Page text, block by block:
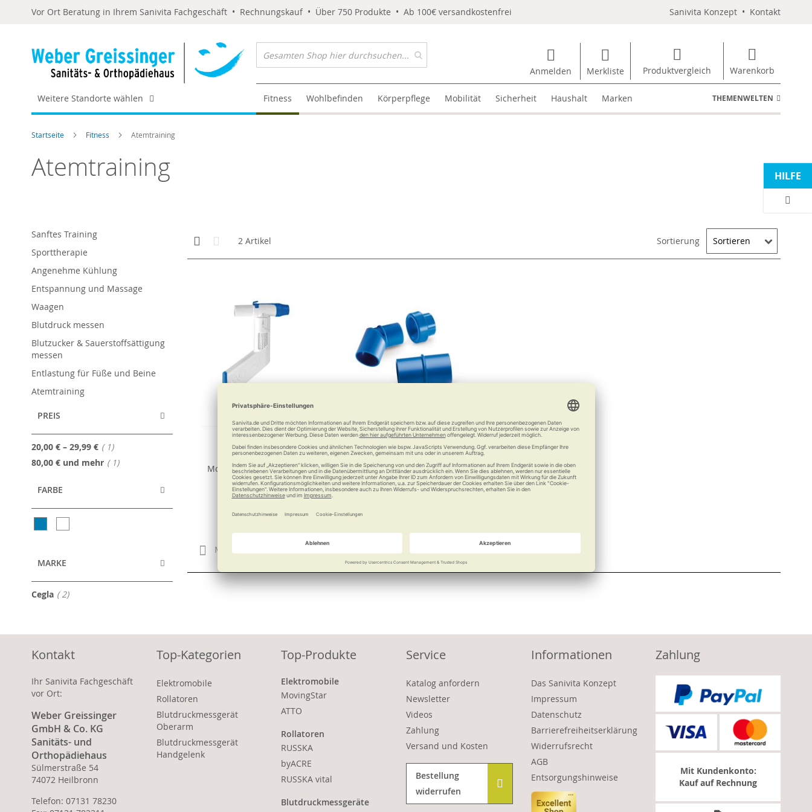
Vor Ort Beratung in Ihrem Sanivita Fachgeschäft • Rechnungskauf • Über 750 Produkte • Ab 100€ versandkostenfrei Sanivita Konzept • Kontakt
Anmelden Merkliste Produktvergleich Warenkorb
Weitere Standorte wählen Fitness Wohlbefinden Körperpflege Mobilität Sicherheit Haushalt Marken THEMENWELTEN
Startseite Fitness Atemtraining
Atemtraining
Anzeigen
als
Kachelansicht
2 Artikel Sortierung
RC-Cornet PLUS
Mobile Atemtherapie ohne
Medikamente
Merken
Vernebler-Set zum RC-Cornet
PLUS
Zur Kombination mit Inhalation
Sanftes Training
Sporttherapie
Angenehme Kühlung
Entspannung und Massage
Waagen
Blutdruck messen
Blutzucker & Sauerstoffsättigung
messen
Entlastung für Füße und Beine
Atemtraining
PREIS
20,00 € – 29,99 € 1Artikel
80,00 € und mehr 1Artikel
FARBE
MARKE
Cegla 2Artikel
HILFE
Kontakt
Ihr Sanivita Fachgeschäft
vor Ort:
Weber Greissinger
GmbH & Co. KG
Sanitäts- und
Orthopädiehaus
Sülmerstraße 54
74072 Heilbronn
Telefon: 07131 78230
Top-Kategorien
Elektromobile
Rollatoren
Blutdruckmessgerät
Oberarm
Blutdruckmessgerät
Handgelenk
Top-Produkte
Elektromobile
MovingStar
ATTO
Rollatoren
RUSSKA
byACRE
RUSSKA vital
Blutdruckmessgeräte
Service
Katalog anfordern
Newsletter
Videos
Zahlung
Versand und Kosten
Bestellung
widerrufen
Informationen
Das Sanivita Konzept
Impressum
Datenschutz
Barrierefreiheitserklärung
Widerrufsrecht
AGB
Entsorgungshinweise
Zahlung
Mit Kundenkonto:
Kauf auf Rechnung